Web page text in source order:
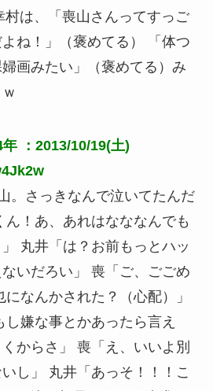
は、「喪山さんってすっご
ね！」（褒めてる） 「体つ
画みたい」（褒めてる）み
年
：2013/10/19(土)
。さっきなんで泣いてたんだ
ん！あ、あれはなななんでも
丸井「は？お前もっとハッ
いだろい」 喪「ご、ごごめ
なんかされた？（心配）」
嫌な事とかあったら言え
からさ」 喪「え、いいよ別
し」 丸井「あっそ！！！こ